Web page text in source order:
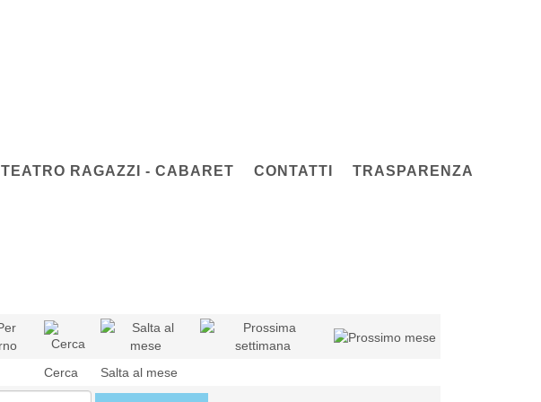
TEATRO RAGAZZI - CABARET CONTATTI TRASPARENZA
Cerca Salta al mese